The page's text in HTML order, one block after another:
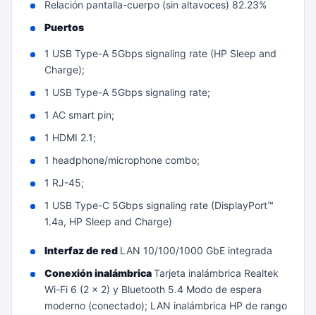
Relación pantalla-cuerpo (sin altavoces) 82.23%
Puertos
1 USB Type-A 5Gbps signaling rate (HP Sleep and
Charge);
1 USB Type-A 5Gbps signaling rate;
1 AC smart pin;
1 HDMI 2.1;
1 headphone/microphone combo;
1 RJ-45;
1 USB Type-C 5Gbps signaling rate (DisplayPort™
1.4a, HP Sleep and Charge)
Interfaz de red LAN 10/100/1000 GbE integrada
Conexión inalámbricaTarjeta inalámbrica Realtek
Wi-Fi 6 (2 x 2) y Bluetooth 5.4 Modo de espera
moderno (conectado); LAN inalámbrica HP de rango